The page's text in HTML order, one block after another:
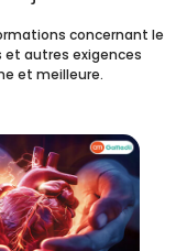
concernant le
autres exigences
et meilleure.